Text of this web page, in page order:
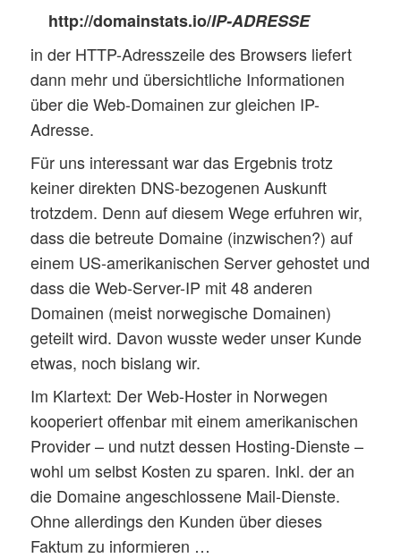
http://domainstats.io/IP-ADRESSE
in der HTTP-Adresszeile des Browsers liefert
dann mehr und übersichtliche Informationen
über die Web-Domainen zur gleichen IP-
Adresse.
Für uns interessant war das Ergebnis trotz
keiner direkten DNS-bezogenen Auskunft
trotzdem. Denn auf diesem Wege erfuhren wir,
dass die betreute Domaine (inzwischen?) auf
einem US-amerikanischen Server gehostet und
dass die Web-Server-IP mit 48 anderen
Domainen (meist norwegische Domainen)
geteilt wird. Davon wusste weder unser Kunde
etwas, noch bislang wir.
Im Klartext: Der Web-Hoster in Norwegen
kooperiert offenbar mit einem amerikanischen
Provider – und nutzt dessen Hosting-Dienste –
wohl um selbst Kosten zu sparen. Inkl. der an
die Domaine angeschlossene Mail-Dienste.
Ohne allerdings den Kunden über dieses
Faktum zu informieren …